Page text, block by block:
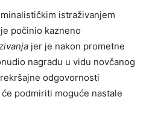
istraživanjem
počinio kazneno
jer je nakon prometne
nagradu u vidu novčanog
odgovornosti
podmiriti moguće nastale